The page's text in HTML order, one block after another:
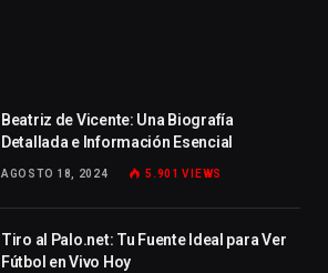
Beatriz de Vicente: Una Biografía
Detallada e Información Esencial
AGOSTO 18, 2024 5.901VIEWS
Tiro al Palo.net: Tu Fuente Ideal para Ver
Fútbol en Vivo Hoy